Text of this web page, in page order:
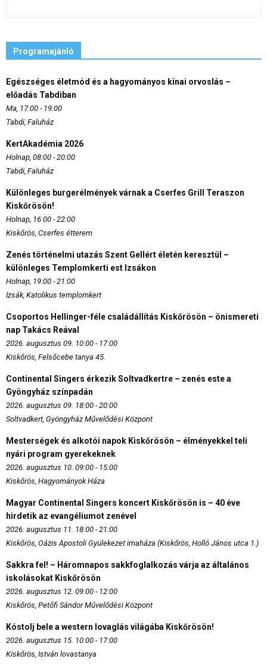
Programajánló
Egészséges életmód és a hagyományos kínai orvoslás –
előadás Tabdiban
Ma, 17:00 - 19:00
Tabdi, Faluház
KertAkadémia 2026
Holnap, 08:00 - 20:00
Tabdi, Faluház
Különleges burgerélmények várnak a Cserfes Grill Teraszon
Kiskőrösön!
Holnap, 16:00 - 22:00
Kiskőrös, Cserfes étterem
Zenés történelmi utazás Szent Gellért életén keresztül –
különleges Templomkerti est Izsákon
Holnap, 19:00 - 21:00
Izsák, Katolikus templomkert
Csoportos Hellinger-féle családállítás Kiskőrösön – önismereti
nap Takács Reával
2026. augusztus 09. 10:00 - 17:00
Kiskőrös, Felsőcebe tanya 45.
Continental Singers érkezik Soltvadkertre – zenés este a
Gyöngyház színpadán
2026. augusztus 09. 18:00 - 20:00
Soltvadkert, Gyöngyház Művelődési Központ
Mesterségek és alkotói napok Kiskőrösön – élményekkel teli
nyári program gyerekeknek
2026. augusztus 10. 09:00 - 15:00
Kiskőrös, Hagyományok Háza
Magyar Continental Singers koncert Kiskőrösön is – 40 éve
hirdetik az evangéliumot zenével
2026. augusztus 11. 18:00 - 21:00
Kiskőrös, Oázis Apostoli Gyülekezet imaháza (Kiskőrös, Holló János utca 1.)
Sakkra fel! – Háromnapos sakkfoglalkozás várja az általános
iskolásokat Kiskőrösön
2026. augusztus 12. 09:00 - 12:00
Kiskőrös, Petőfi Sándor Művelődési Központ
Kóstolj bele a western lovaglás világába Kiskőrösön!
2026. augusztus 15. 10:00 - 17:00
Kiskőrös, István lovastanya